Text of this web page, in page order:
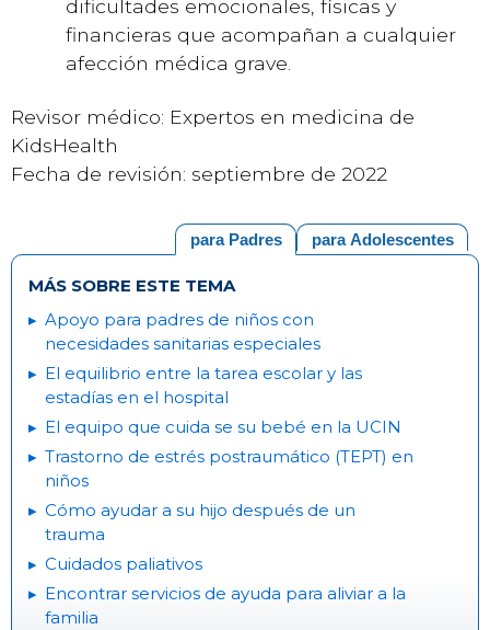
dificultades emocionales, físicas y
financieras que acompañan a cualquier
afección médica grave.
Revisor médico: Expertos en medicina de
KidsHealth
Fecha de revisión: septiembre de 2022
para Adolescentes
para Padres
MÁS SOBRE ESTE TEMA
Apoyo para padres de niños con
necesidades sanitarias especiales
El equilibrio entre la tarea escolar y las
estadías en el hospital
El equipo que cuida se su bebé en la UCIN
Trastorno de estrés postraumático (TEPT) en
niños
Cómo ayudar a su hijo después de un
trauma
Cuidados paliativos
Encontrar servicios de ayuda para aliviar a la
familia